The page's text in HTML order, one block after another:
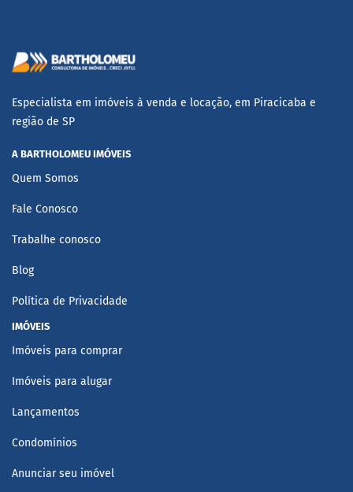
Especialista em imóveis à venda e locação, em Piracicaba e
região de SP
A BARTHOLOMEU IMÓVEIS
Quem Somos
Fale Conosco
Trabalhe conosco
Blog
Política de Privacidade
IMÓVEIS
Imóveis para comprar
Imóveis para alugar
Lançamentos
Condomínios
Anunciar seu imóvel